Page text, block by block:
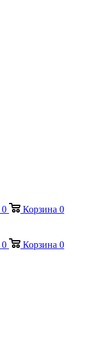
0 Корзина 0
0 Корзина 0